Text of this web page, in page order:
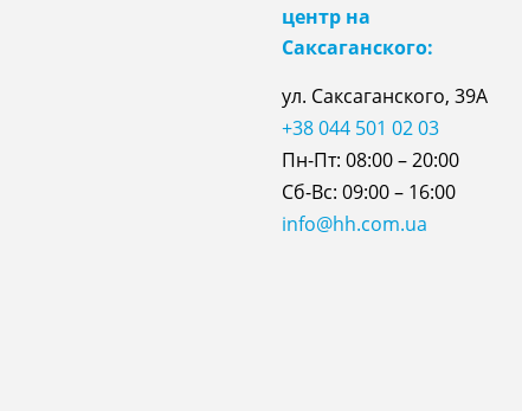
центр на
Саксаганского:
ул. Саксаганского, 39А
+38 044 501 02 03
Пн-Пт: 08:00 – 20:00
Сб-Вс: 09:00 – 16:00
info@hh.com.ua